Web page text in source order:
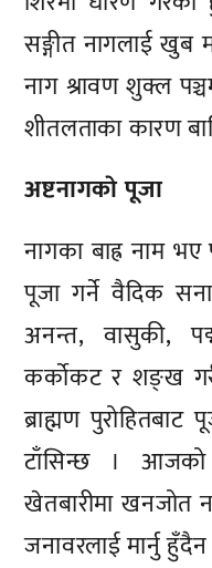
सङ्गीत नागलाई खुब
नाग श्रावण शुक्ल
शीतलताका कारण
अष्टनागकाे पूजा
नागका बाह्र नाम
पूजा गर्ने वैदिक
अनन्त, वासुकी,
कर्काेकट र शङ्ख
ब्राह्मण
टाँसिन्छ ।
खेतबारीमा खनजोत
जनावरलाई मार्नु